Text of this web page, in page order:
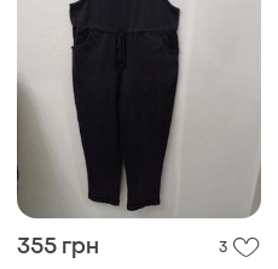
355 грн 3